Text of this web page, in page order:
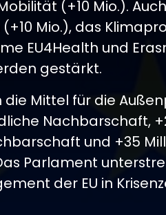
(+10 Mio.).
Mio.), das
EU4Health und
gestärkt.
die Mittel für die
Nachbarschaft,
und +35
Parlament
der EU in